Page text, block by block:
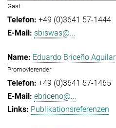
Gast
+49 (0)3641 57-1444
sbiswas@...
Eduardo Briceño Aguilar
Promovierender
+49 (0)3641 57-1465
ebriceno@...
Publikationsreferenzen